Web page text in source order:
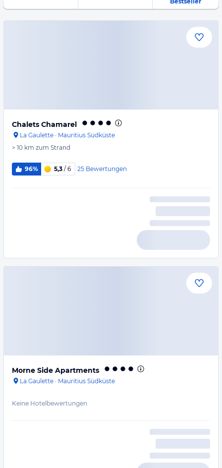
Chalets Chamarel
La Gaulette · Mauritius Südküste
> 10 km zum Strand
96% 5,3 / 6 25 Bewertungen
Morne Side Apartments
La Gaulette · Mauritius Südküste
Keine Hotelbewertungen